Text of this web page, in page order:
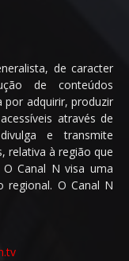
de caracter
de conteúdos
por adquirir, produzir
através de
e transmite
relativa à região que
Canal N visa uma
regional. O Canal N